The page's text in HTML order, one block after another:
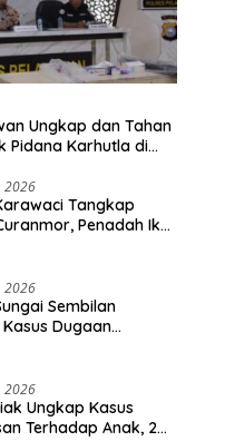
Ungkap dan Tahan
Pidana Karhutla di
2026
Tangkap
Penadah Ikut
2026
Sembilan
Dugaan
2026
Ungkap Kasus
Terhadap Anak, 2